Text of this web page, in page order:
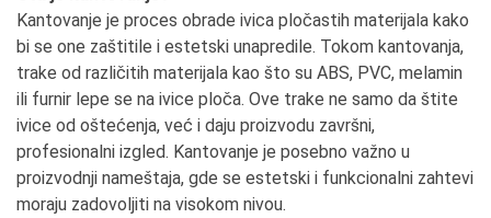
Kantovanje je proces obrade ivica pločastih materijala kako
bi se one zaštitile i estetski unapredile. Tokom kantovanja,
trake od različitih materijala kao što su ABS, PVC, melamin
ili furnir lepe se na ivice ploča. Ove trake ne samo da štite
ivice od oštećenja, već i daju proizvodu završni,
profesionalni izgled. Kantovanje je posebno važno u
proizvodnji nameštaja, gde se estetski i funkcionalni zahtevi
moraju zadovoljiti na visokom nivou.